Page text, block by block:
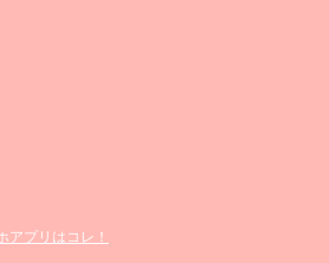
アプリはコレ！